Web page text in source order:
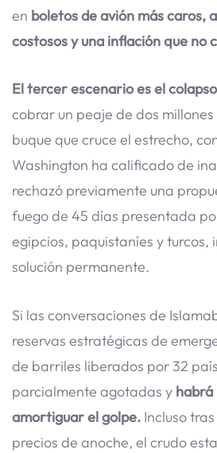
en boletos de avión más caros,
costosos y una inflación que no
El tercer escenario es el
cobrar un peaje de dos
buque que cruce el estrecho,
Washington ha calificado de
rechazó previamente una
fuego de 45 días presentada
egipcios, paquistaníes y turcos,
solución permanente.
Si las conversaciones de
reservas estratégicas de
de barriles liberados por 32
parcialmente agotadas y habrá
amortiguar el golpe. Incluso
precios de anoche, el crudo